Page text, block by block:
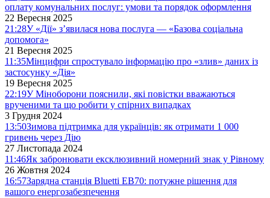
оплату комунальних послуг: умови та порядок оформлення
22 Вересня 2025
21:28У «Дії» з’явилася нова послуга — «Базова соціальна
допомога»
21 Вересня 2025
11:35Мінцифри спростувало інформацію про «злив» даних із
застосунку «Дія»
19 Вересня 2025
22:19У Міноборони пояснили, які повістки вважаються
врученими та що робити у спірних випадках
3 Грудня 2024
13:50Зимова підтримка для українців: як отримати 1 000
гривень через Дію
27 Листопада 2024
11:46Як забронювати ексклюзивний номерний знак у Рівному
26 Жовтня 2024
16:57Зарядна станція Bluetti EB70: потужне рішення для
вашого енергозабезпечення